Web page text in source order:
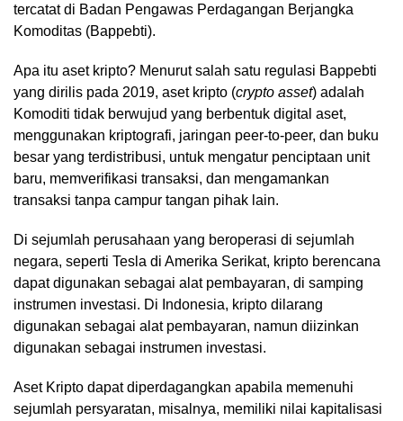
tercatat di Badan Pengawas Perdagangan Berjangka
Komoditas (Bappebti).
Apa itu aset kripto? Menurut salah satu regulasi Bappebti
yang dirilis pada 2019, aset kripto (crypto asset) adalah
Komoditi tidak berwujud yang berbentuk digital aset,
menggunakan kriptografi, jaringan peer-to-peer, dan buku
besar yang terdistribusi, untuk mengatur penciptaan unit
baru, memverifikasi transaksi, dan mengamankan
transaksi tanpa campur tangan pihak lain.
Di sejumlah perusahaan yang beroperasi di sejumlah
negara, seperti Tesla di Amerika Serikat, kripto berencana
dapat digunakan sebagai alat pembayaran, di samping
instrumen investasi. Di Indonesia, kripto dilarang
digunakan sebagai alat pembayaran, namun diizinkan
digunakan sebagai instrumen investasi.
Aset Kripto dapat diperdagangkan apabila memenuhi
sejumlah persyaratan, misalnya, memiliki nilai kapitalisasi